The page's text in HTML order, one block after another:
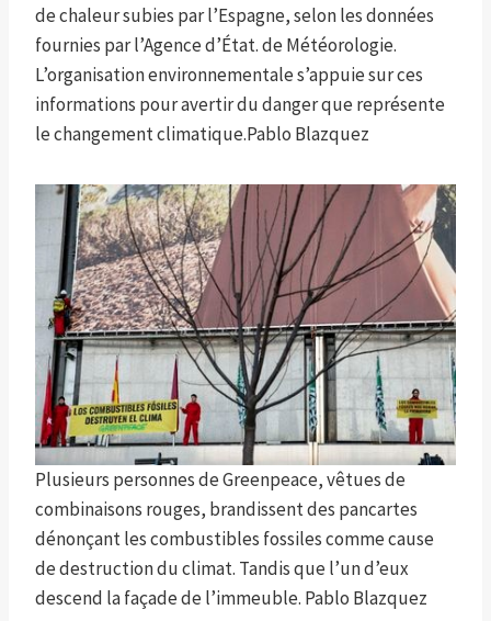
de chaleur subies par l’Espagne, selon les données
fournies par l’Agence d’État. de Météorologie.
L’organisation environnementale s’appuie sur ces
informations pour avertir du danger que représente
le changement climatique.Pablo Blazquez
Plusieurs personnes de Greenpeace, vêtues de
combinaisons rouges, brandissent des pancartes
dénonçant les combustibles fossiles comme cause
de destruction du climat. Tandis que l’un d’eux
descend la façade de l’immeuble. Pablo Blazquez